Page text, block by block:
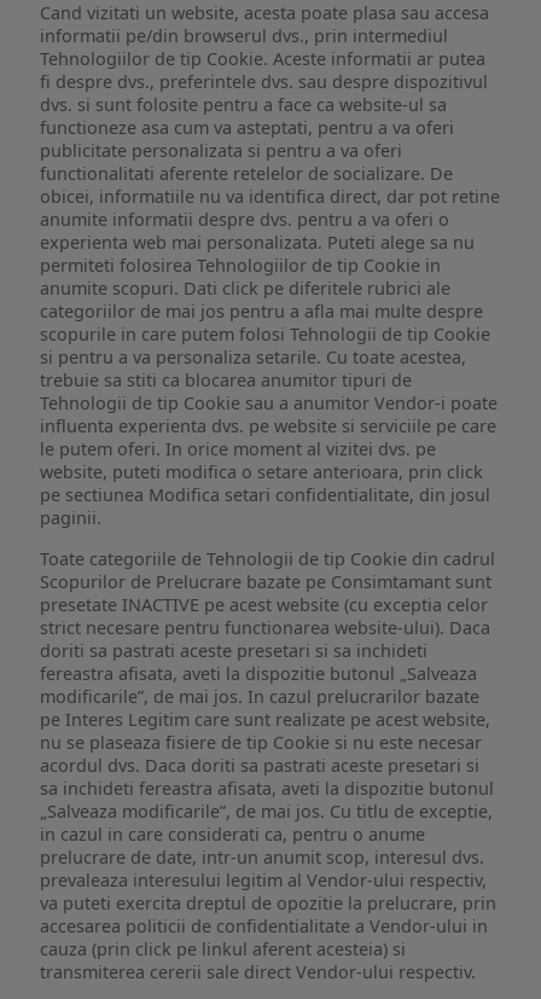
Cand vizitati un website, acesta poate plasa sau accesa
informatii pe/din browserul dvs., prin intermediul
Tehnologiilor de tip Cookie. Aceste informatii ar putea
fi despre dvs., preferintele dvs. sau despre dispozitivul
dvs. si sunt folosite pentru a face ca website-ul sa
functioneze asa cum va asteptati, pentru a va oferi
publicitate personalizata si pentru a va oferi
functionalitati aferente retelelor de socializare. De
obicei, informatiile nu va identifica direct, dar pot retine
anumite informatii despre dvs. pentru a va oferi o
experienta web mai personalizata. Puteti alege sa nu
permiteti folosirea Tehnologiilor de tip Cookie in
anumite scopuri. Dati click pe diferitele rubrici ale
categoriilor de mai jos pentru a afla mai multe despre
scopurile in care putem folosi Tehnologii de tip Cookie
si pentru a va personaliza setarile. Cu toate acestea,
trebuie sa stiti ca blocarea anumitor tipuri de
Tehnologii de tip Cookie sau a anumitor Vendor-i poate
influenta experienta dvs. pe website si serviciile pe care
le putem oferi. In orice moment al vizitei dvs. pe
website, puteti modifica o setare anterioara, prin click
pe sectiunea Modifica setari confidentialitate, din josul
paginii.
Toate categoriile de Tehnologii de tip Cookie din cadrul
Scopurilor de Prelucrare bazate pe Consimtamant sunt
presetate INACTIVE pe acest website (cu exceptia celor
strict necesare pentru functionarea website-ului). Daca
doriti sa pastrati aceste presetari si sa inchideti
fereastra afisata, aveti la dispozitie butonul „Salveaza
modificarile”, de mai jos. In cazul prelucrarilor bazate
pe Interes Legitim care sunt realizate pe acest website,
nu se plaseaza fisiere de tip Cookie si nu este necesar
acordul dvs. Daca doriti sa pastrati aceste presetari si
sa inchideti fereastra afisata, aveti la dispozitie butonul
„Salveaza modificarile”, de mai jos. Cu titlu de exceptie,
in cazul in care considerati ca, pentru o anume
prelucrare de date, intr-un anumit scop, interesul dvs.
prevaleaza interesului legitim al Vendor-ului respectiv,
va puteti exercita dreptul de opozitie la prelucrare, prin
accesarea politicii de confidentialitate a Vendor-ului in
cauza (prin click pe linkul aferent acesteia) si
transmiterea cererii sale direct Vendor-ului respectiv.